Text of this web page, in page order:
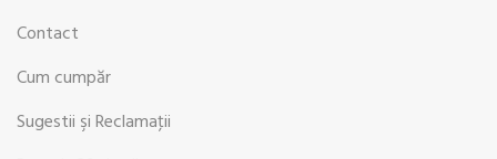
Contact
Cum cumpăr
Sugestii şi Reclamaţii